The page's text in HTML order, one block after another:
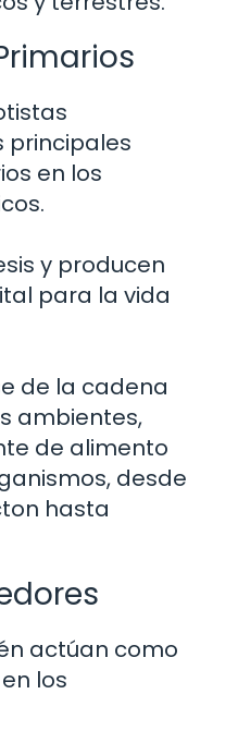
principales
en los
y producen
para la vida
de la cadena
ambientes,
de alimento
desde
hasta
actúan como
los